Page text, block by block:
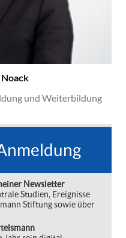
und Weiterbildung
Newsletter
Studien, Ereignisse
Stiftung sowie über